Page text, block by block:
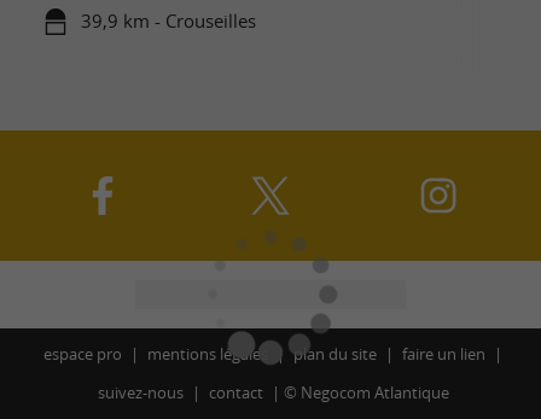
39,9 km - Crouseilles
espace pro mentions légales plan du site
faire un lien
suivez-nous
contact © Negocom Atlantique